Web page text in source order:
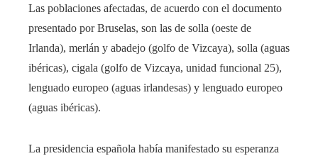
Las poblaciones afectadas, de acuerdo con el documento
presentado por Bruselas, son las de solla (oeste de
Irlanda), merlán y abadejo (golfo de Vizcaya), solla (aguas
ibéricas), cigala (golfo de Vizcaya, unidad funcional 25),
lenguado europeo (aguas irlandesas) y lenguado europeo
(aguas ibéricas).
La presidencia española había manifestado su esperanza